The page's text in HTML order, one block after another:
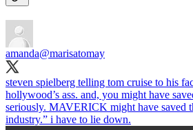
amanda@marisatomay
steven spielberg telling tom cruise to his
hollywood’s ass. and, you might have
seriously. MAVERICK might have saved
industry.” i have to lie down.